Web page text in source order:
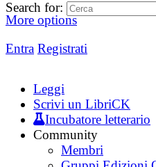
More options
Entra Registrati
Search for:
Leggi
Scrivi un LibriCK
Incubatore letterario
Community
Membri